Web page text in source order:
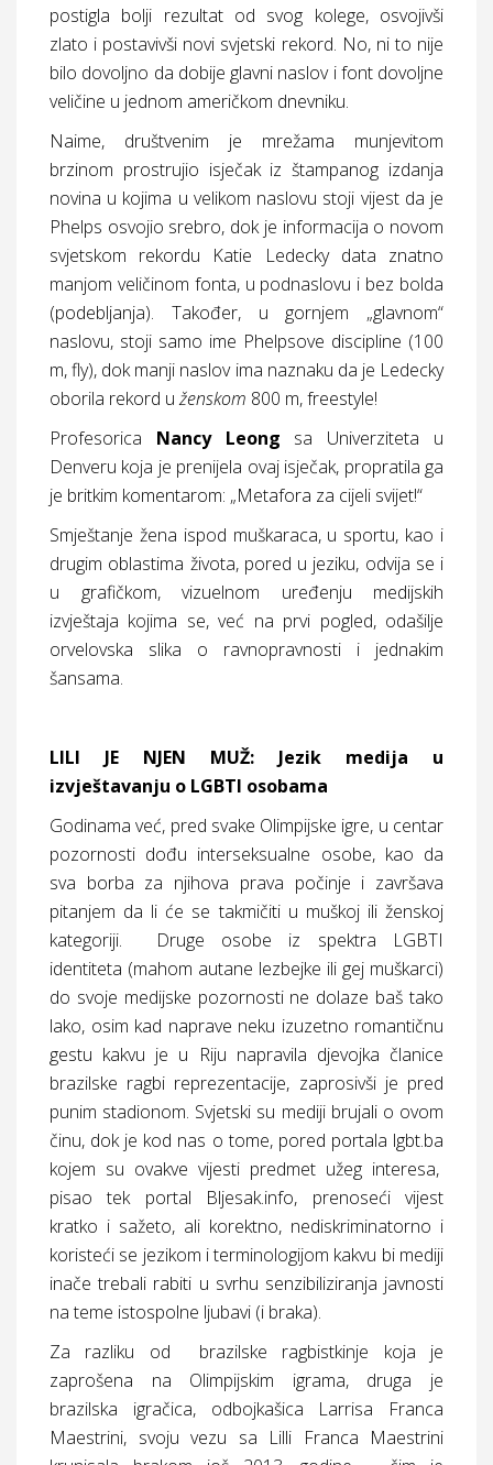
postigla bolji rezultat od svog kolege, osvojivši
zlato i postavivši novi svjetski rekord. No, ni to nije
bilo dovoljno da dobije glavni naslov i font dovoljne
veličine u jednom američkom dnevniku.
Naime, društvenim je mrežama munjevitom
brzinom prostrujio isječak iz štampanog izdanja
novina u kojima u velikom naslovu stoji vijest da je
Phelps osvojio srebro, dok je informacija o novom
svjetskom rekordu Katie Ledecky data znatno
manjom veličinom fonta, u podnaslovu i bez bolda
(podebljanja). Također, u gornjem „glavnom“
naslovu, stoji samo ime Phelpsove discipline (100
m, fly), dok manji naslov ima naznaku da je Ledecky
oborila rekord uženskom 800 m, freestyle!
Profesorica Nancy Leong sa Univerziteta u
Denveru koja je prenijela ovaj isječak, propratila ga
je britkim komentarom: „Metafora za cijeli svijet!“
Smještanje žena ispod muškaraca, u sportu, kao i
drugim oblastima života, pored u jeziku, odvija se i
u grafičkom, vizuelnom uređenju medijskih
izvještaja kojima se, već na prvi pogled, odašilje
orvelovska slika o ravnopravnosti i jednakim
šansama.
LILI JE NJEN MUŽ: Jezik medija u
izvještavanju o LGBTI osobama
Godinama već, pred svake Olimpijske igre, u centar
pozornosti dođu interseksualne osobe, kao da
sva borba za njihova prava počinje i završava
pitanjem da li će se takmičiti u muškoj ili ženskoj
kategoriji.
Druge osobe iz spektra LGBTI
identiteta (mahom autane lezbejke ili gej muškarci)
do svoje medijske pozornosti ne dolaze baš tako
lako, osim kad naprave neku izuzetno romantičnu
gestu kakvu je u Riju napravila djevojka članice
brazilske ragbi reprezentacije, zaprosivši je pred
punim stadionom. Svjetski su mediji brujali o ovom
činu, dok je kod nas o tome, pored portala lgbt.ba
kojem su ovakve vijesti predmet užeg interesa,
pisao tek portal Bljesak.info, prenoseći vijest
kratko i sažeto, ali korektno, nediskriminatorno i
koristeći se jezikom i terminologijom kakvu bi mediji
inače trebali rabiti u svrhu senzibiliziranja javnosti
na teme istospolne ljubavi (i braka).
Za razliku od
brazilske ragbistkinje koja je
zaprošena na Olimpijskim igrama, druga je
brazilska igračica, odbojkašica Larrisa Franca
Maestrini, svoju vezu sa Lilli Franca Maestrini